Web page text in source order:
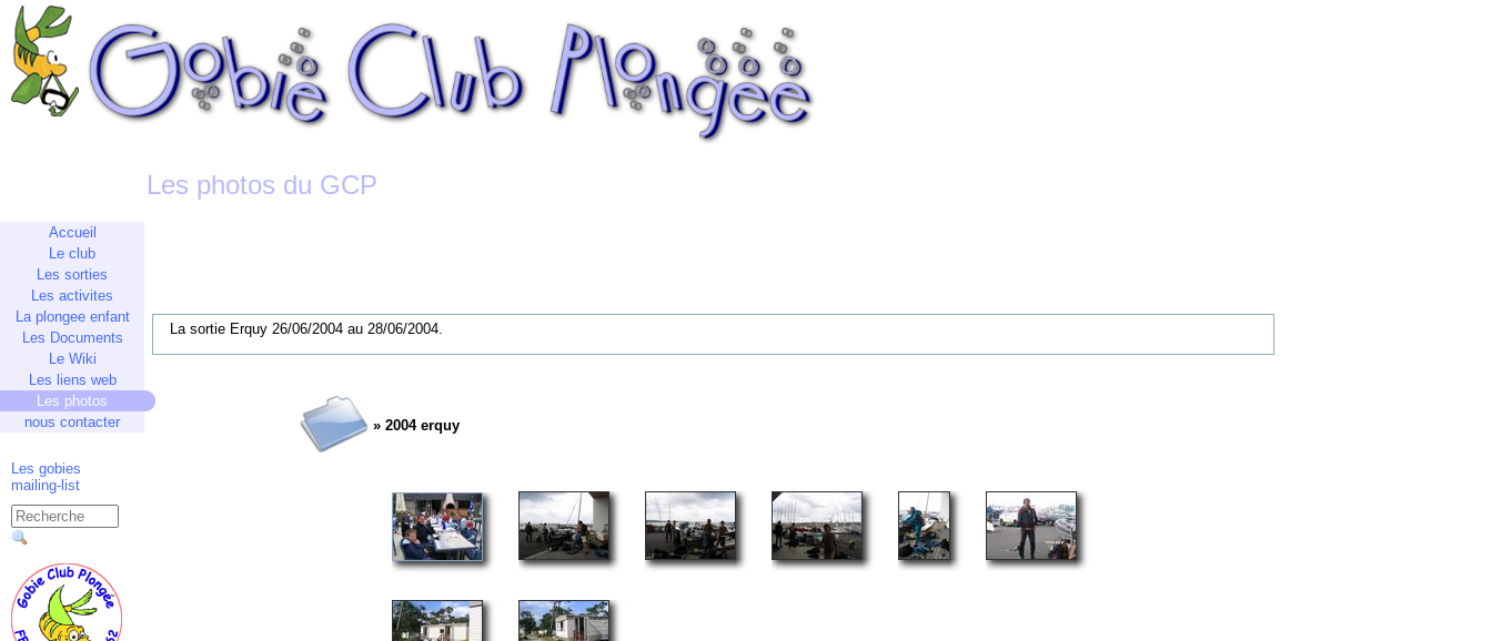
Les photos du GCP
Accueil
Le club
Les sorties
Les activites
La plongee enfant
Les Documents
Le Wiki
Les liens web
Les photos
nous contacter
Les gobies
mailing-list
La sortie Erquy 26/06/2004 au 28/06/2004.
» 2004 erquy